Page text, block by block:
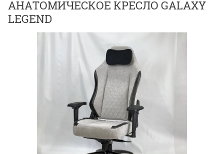
АНАТОМИЧЕСКОЕ КРЕСЛО GALAXY
LEGEND